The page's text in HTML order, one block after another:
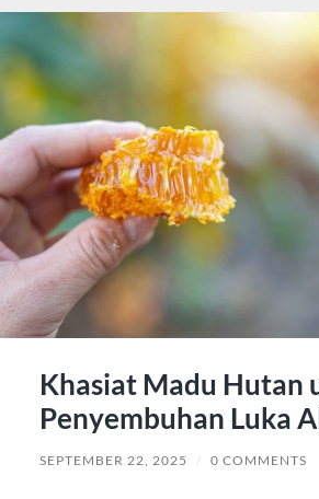
Khasiat Madu Hutan
Penyembuhan Luka
SEPTEMBER 22, 2025 / 0 COMMENTS